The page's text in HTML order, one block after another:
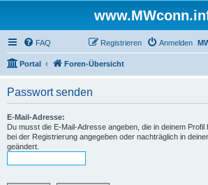
FAQ Anmelden
Registrieren
Portal Foren-Übersicht
Passwort senden
E-Mail-Adresse:
Du musst die E-Mail-Adresse angeben, die in deinem
bei der Registrierung angegeben oder nachträglich in
geändert.